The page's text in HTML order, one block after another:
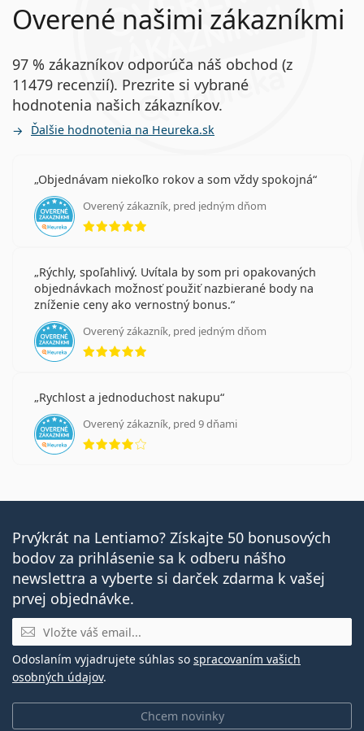
Overené našimi zákazníkmi
97 % zákazníkov odporúča náš obchod (z
11479 recenzií). Prezrite si vybrané
hodnotenia našich zákazníkov.
Ďalšie hodnotenia na Heureka.sk
Objednávam niekoľko rokov a som vždy spokojná
Overený zákazník, pred jedným dňom
hodnotenie 5 z 5
Rýchly, spoľahlivý. Uvítala by som pri opakovaných
objednávkach možnosť použiť nazbierané body na
zníženie ceny ako vernostný bonus.
Overený zákazník, pred jedným dňom
hodnotenie 5 z 5
Rychlost a jednoduchost nakupu
Overený zákazník, pred 9 dňami
hodnotenie 4 z 5
Prvýkrát na Lentiamo? Získajte 50 bonusových
bodov za prihlásenie sa k odberu nášho
newslettra a vyberte si darček zdarma k vašej
prvej objednávke.
E-mail
Chcem novinky
Odoslaním vyjadrujete súhlas so spracovaním vašich
osobných údajov.